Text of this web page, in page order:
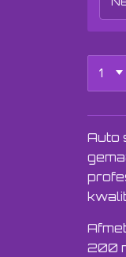
Auto
200